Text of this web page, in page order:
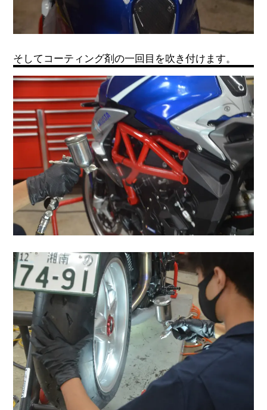
そしてコーティング剤の一回目を吹き付けます。